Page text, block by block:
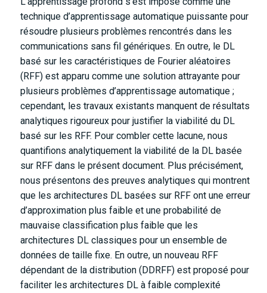
technique d’apprentissage automatique puissante pour
résoudre plusieurs problèmes rencontrés dans les
communications sans fil génériques. En outre, le DL
basé sur les caractéristiques de Fourier aléatoires
(RFF) est apparu comme une solution attrayante pour
plusieurs problèmes d’apprentissage automatique ;
cependant, les travaux existants manquent de résultats
analytiques rigoureux pour justifier la viabilité du DL
basé sur les RFF. Pour combler cette lacune, nous
quantifions analytiquement la viabilité de la DL basée
sur RFF dans le présent document. Plus précisément,
nous présentons des preuves analytiques qui montrent
que les architectures DL basées sur RFF ont une erreur
d’approximation plus faible et une probabilité de
mauvaise classification plus faible que les
architectures DL classiques pour un ensemble de
données de taille fixe. En outre, un nouveau RFF
dépendant de la distribution (DDRFF) est proposé pour
faciliter les architectures DL à faible complexité